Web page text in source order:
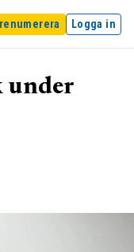
Logga in
under